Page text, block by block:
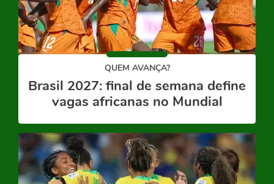
QUEM AVANÇA?
Brasil 2027: final de semana define
vagas africanas no Mundial